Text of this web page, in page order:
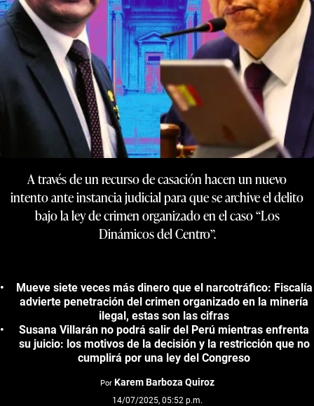
A través de un recurso de casación hacen un nuevo
intento ante instancia judicial para que se archive el delito
bajo la ley de crimen organizado en el caso “Los
Dinámicos del Centro”.
Mueve siete veces más dinero que el narcotráfico: Fiscalía
advierte penetración del crimen organizado en la minería
ilegal, estas son las cifras
Susana Villarán no podrá salir del Perú mientras enfrenta
su juicio: los motivos de la decisión y la restricción que no
cumplirá por una ley del Congreso
Por Karem Barboza Quiroz
14/07/2025, 05:52 p.m.